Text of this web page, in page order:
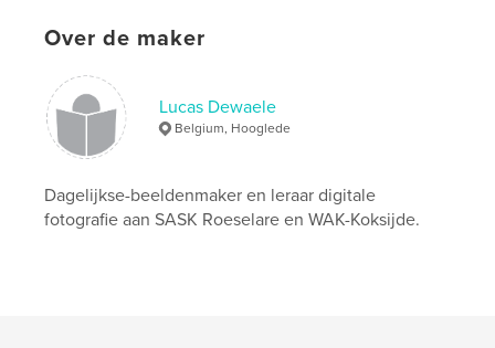
Taal
Dutch
fotografie
Over de maker
Lucas Dewaele
Belgium, Hooglede
Dagelijkse-beeldenmaker en leraar digitale
fotografie aan SASK Roeselare en WAK-Koksijde.